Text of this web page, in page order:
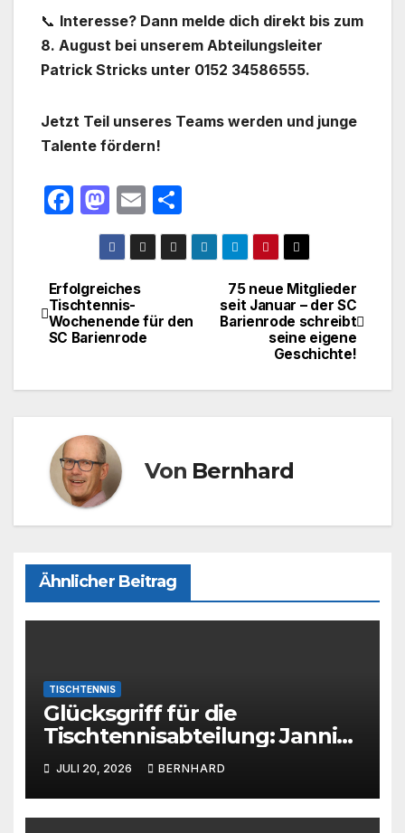
📞 Interesse? Dann melde dich direkt bis zum
8. August bei unserem Abteilungsleiter
Patrick Stricks unter 0152 34586555.
Jetzt Teil unseres Teams werden und junge
Talente fördern!
F
e
b
o
k
M
a
st
o
d
o
E
m
ail
ei
le
Beitragsnavigation
75 neue Mitglieder
seit Januar – der SC
Barienrode schreibt
seine eigene
Geschichte!
Erfolgreiches
Tischtennis-
Wochenende für den
SC Barienrode
Von Bernhard
Ähnlicher Beitrag
TISCHTENNIS
Glücksgriff für die
Tischtennisabteilung: Jannik
Huss verstärkt den SC
Barienrode!
JULI 20, 2026 BERNHARD